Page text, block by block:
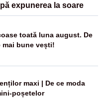
expunerea la soare
toată luna august. De
mai bune vești!
maxi | De ce moda
poșetelor